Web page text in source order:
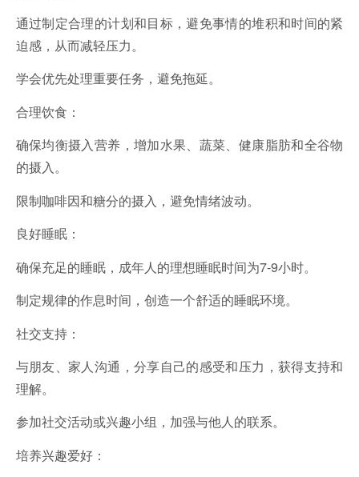
通过制定合理的计划和目标，避免事情的堆积和时间的紧
迫感，从而减轻压力。
学会优先处理重要任务，避免拖延。
合理饮食：
确保均衡摄入营养，增加水果、蔬菜、健康脂肪和全谷物
的摄入。
限制咖啡因和糖分的摄入，避免情绪波动。
良好睡眠：
确保充足的睡眠，成年人的理想睡眠时间为7-9小时。
制定规律的作息时间，创造一个舒适的睡眠环境。
社交支持：
与朋友、家人沟通，分享自己的感受和压力，获得支持和
理解。
参加社交活动或兴趣小组，加强与他人的联系。
培养兴趣爱好：